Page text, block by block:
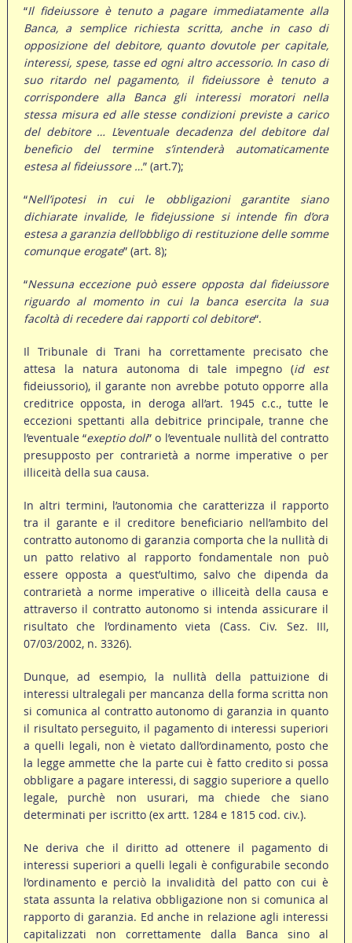
“Il fideiussore è tenuto a pagare immediatamente alla
Banca, a semplice richiesta scritta, anche in caso di
opposizione del debitore, quanto dovutole per capitale,
interessi, spese, tasse ed ogni altro accessorio. In caso di
suo ritardo nel pagamento, il fideiussore è tenuto a
corrispondere alla Banca gli interessi moratori nella
stessa misura ed alle stesse condizioni previste a carico
del debitore … L’eventuale decadenza del debitore dal
beneficio del termine s’intenderà automaticamente
estesa al fideiussore …” (art.7);
“Nell’ipotesi in cui le obbligazioni garantite siano
dichiarate invalide, le fidejussione si intende fin d’ora
estesa a garanzia dell’obbligo di restituzione delle somme
comunque erogate” (art. 8);
“Nessuna eccezione può essere opposta dal fideiussore
riguardo al momento in cui la banca esercita la sua
facoltà di recedere dai rapporti col debitore“.
Il Tribunale di Trani ha correttamente precisato che
attesa la natura autonoma di tale impegno (id est
fideiussorio), il garante non avrebbe potuto opporre alla
creditrice opposta, in deroga all’art. 1945 c.c., tutte le
eccezioni spettanti alla debitrice principale, tranne che
l’eventuale “exeptio doli” o l’eventuale nullità del contratto
presupposto per contrarietà a norme imperative o per
illiceità della sua causa.
In altri termini, l’autonomia che caratterizza il rapporto
tra il garante e il creditore beneficiario nell’ambito del
contratto autonomo di garanzia comporta che la nullità di
un patto relativo al rapporto fondamentale non può
essere opposta a quest’ultimo, salvo che dipenda da
contrarietà a norme imperative o illiceità della causa e
attraverso il contratto autonomo si intenda assicurare il
risultato che l’ordinamento vieta (Cass. Civ. Sez. III,
07/03/2002, n. 3326).
Dunque, ad esempio, la nullità della pattuizione di
interessi ultralegali per mancanza della forma scritta non
si comunica al contratto autonomo di garanzia in quanto
il risultato perseguito, il pagamento di interessi superiori
a quelli legali, non è vietato dall’ordinamento, posto che
la legge ammette che la parte cui è fatto credito si possa
obbligare a pagare interessi, di saggio superiore a quello
legale, purchè non usurari, ma chiede che siano
determinati per iscritto (ex artt. 1284 e 1815 cod. civ.).
Ne deriva che il diritto ad ottenere il pagamento di
interessi superiori a quelli legali è configurabile secondo
l’ordinamento e perciò la invalidità del patto con cui è
stata assunta la relativa obbligazione non si comunica al
rapporto di garanzia. Ed anche in relazione agli interessi
capitalizzati non correttamente dalla Banca sino al